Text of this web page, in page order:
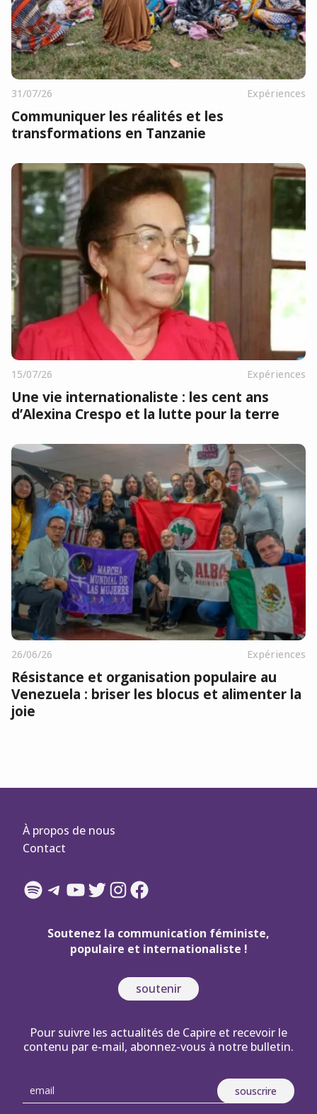
31/07/26 Expériences
Communiquer les réalités et les
transformations en Tanzanie
15/07/26 Expériences
Une vie internationaliste : les cent ans
d’Alexina Crespo et la lutte pour la terre
26/06/26 Expériences
Résistance et organisation populaire au
Venezuela : briser les blocus et alimenter la
joie
À propos de nous
Contact
Spotify
Telegram
YouTube
Twitter
Instagram
Facebook
Soutenez la communication féministe,
populaire et internationaliste !
soutenir
Pour suivre les actualités de Capire et recevoir le
contenu par e-mail, abonnez-vous à notre bulletin.